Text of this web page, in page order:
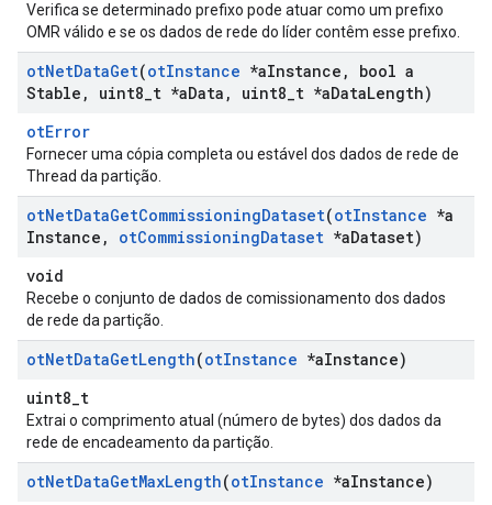
Verifica se determinado prefixo pode atuar como um prefixo
OMR válido e se os dados de rede do líder contêm esse prefixo.
otNetDataGet(otInstance *aInstance ,
bool a
Stable , uint8 t *aData , uint8 t *aDataLength)
otError
Fornecer uma cópia completa ou estável dos dados de rede de
Thread da partição.
otNetDataGetCommissioningDataset(otInstance *a
Instance , otCommissioningDataset *aDataset)
void
Recebe o conjunto de dados de comissionamento dos dados
de rede da partição.
otNetDataGetLength(otInstance *aInstance)
uint8_t
Extrai o comprimento atual (número de bytes) dos dados da
rede de encadeamento da partição.
otNetDataGetMaxLength(otInstance *aInstance)